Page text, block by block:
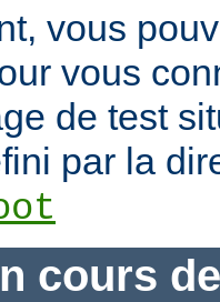
vous
vous
de test
par la
cours